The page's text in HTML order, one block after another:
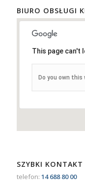
BIURO OBSŁUGI
This page can't
Do you own this
SZYBKI KONTAKT
telefon: 14 688 80 00